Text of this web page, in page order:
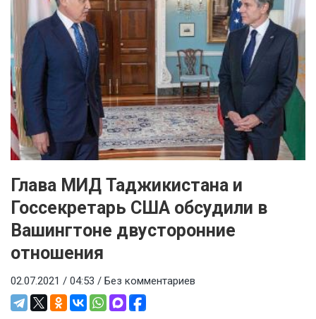
Глава МИД Таджикистана и
Госсекретарь США обсудили в
Вашингтоне двусторонние
отношения
02.07.2021 / 04:53 / Без комментариев